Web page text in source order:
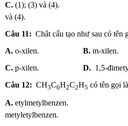
C. (1); (3)
và (4).
Câu 11: Chât cấu tạo như sau có tên
A. o-xilen. B. m-
C. p-xilen. D. 1,5-
Câu 12: CH3C6H2C2H5 có tên gọi
A.
metyletylbenzen.